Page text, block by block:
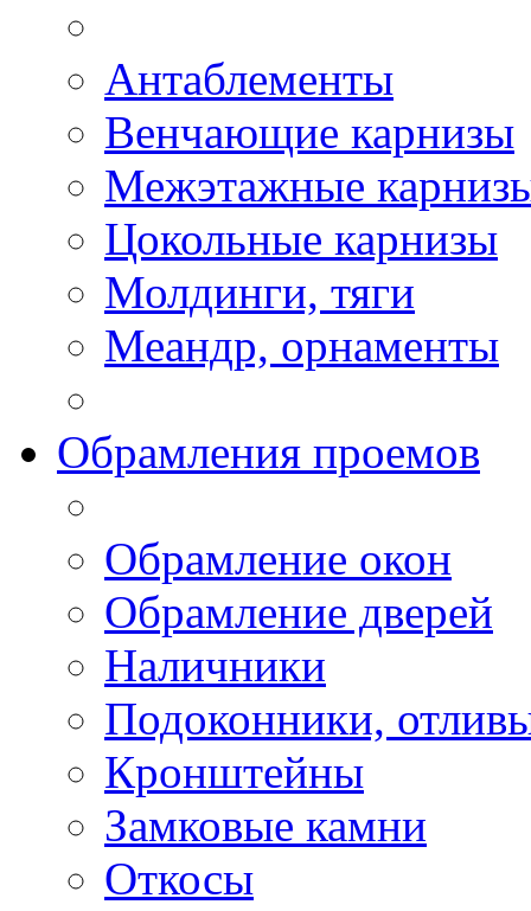
Антаблементы
Венчающие карнизы
Межэтажные
Цокольные карнизы
Молдинги, тяги
Меандр, орнаменты
Обрамления проемов
Обрамление окон
Обрамление дверей
Наличники
Подоконники,
Кронштейны
Замковые камни
Откосы